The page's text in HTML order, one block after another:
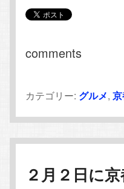
comments
カテゴリー: グルメ,
２月２日に